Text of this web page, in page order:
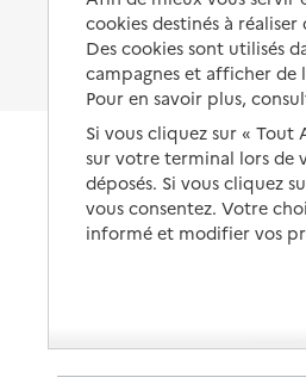
À qui s’adresser ?
Les politiques du grand âge
cookies destinés à
Des cookies sont utilisés
campagnes et afficher
Pour en savoir plus,
Si vous cliquez sur « Tout
sur votre terminal lors de
déposés. Si vous cliquez
vous consentez. Votre
informé et modifier vos